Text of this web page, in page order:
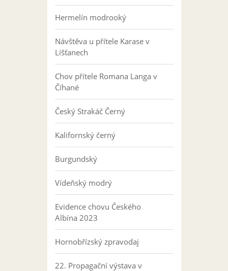
Hermelín modrooký
Návštěva u přítele Karase v
Líšťanech
Chov přítele Romana Langa v
Číhané
Český Strakáč Černý
Kalifornský černý
Burgundský
Vídeňský modrý
Evidence chovu Českého
Albína 2023
Hornobřízský zpravodaj
22. Propagační výstava v